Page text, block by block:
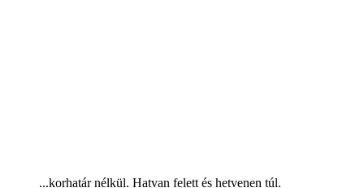
...korhatár nélkül. Hatvan felett és hetvenen túl.